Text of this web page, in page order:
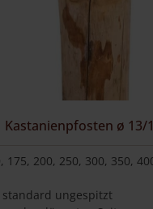
Kastanienpfosten ø 13/
175, 200, 250, 300, 350,
standard ungespitzt